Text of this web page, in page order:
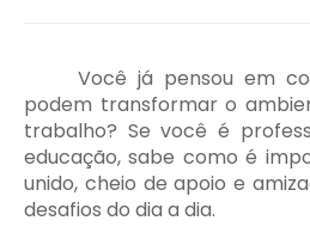
Você já pensou em
podem transformar o
trabalho? Se você é
educação, sabe como é
unido, cheio de apoio e
desafios do dia a dia.